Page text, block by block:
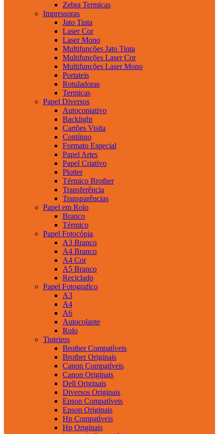
Zebra Termicas
Impressoras
Jato Tinta
Laser Cor
Laser Mono
Multifunções Jato Tinta
Multifunções Laser Cor
Multifunções Laser Mono
Portateis
Rotuladoras
Termicas
Papel Diversos
Autocopiativo
Backlight
Cartões Visita
Contínuo
Formato Especial
Papel Artes
Papel Criativo
Plotter
Térmico Brother
Transferência
Transparências
Papel em Rolo
Branco
Térmico
Papel Fotocópia
A3 Branco
A4 Branco
A4 Cor
A5 Branco
Reciclado
Papel Fotografico
A3
A4
A6
Autocolante
Rolo
Tinteiros
Brother Compatíveis
Brother Originais
Canon Compatíveis
Canon Originais
Dell Originais
Diversos Originais
Epson Compatíveis
Epson Originais
Hp Compatíveis
Hp Originais